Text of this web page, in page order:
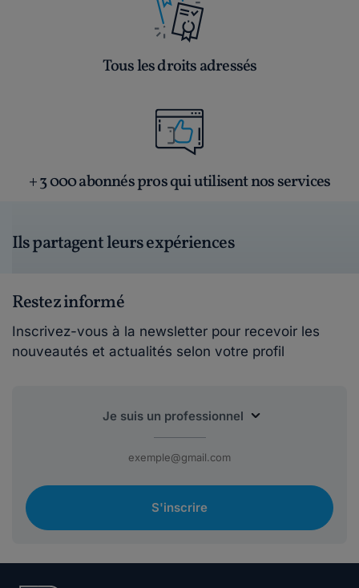
Tous les droits adressés
+ 3 000 abonnés pros qui utilisent nos services
Ils partagent leurs expériences
Restez informé
Inscrivez-vous à la newsletter pour recevoir les
nouveautés et actualités selon votre profil
S'inscrire